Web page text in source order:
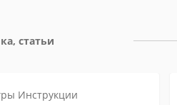
статьи
Инструкции